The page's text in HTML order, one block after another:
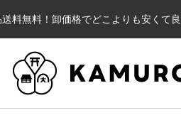
送料無料！卸価格でどこよりも安くて